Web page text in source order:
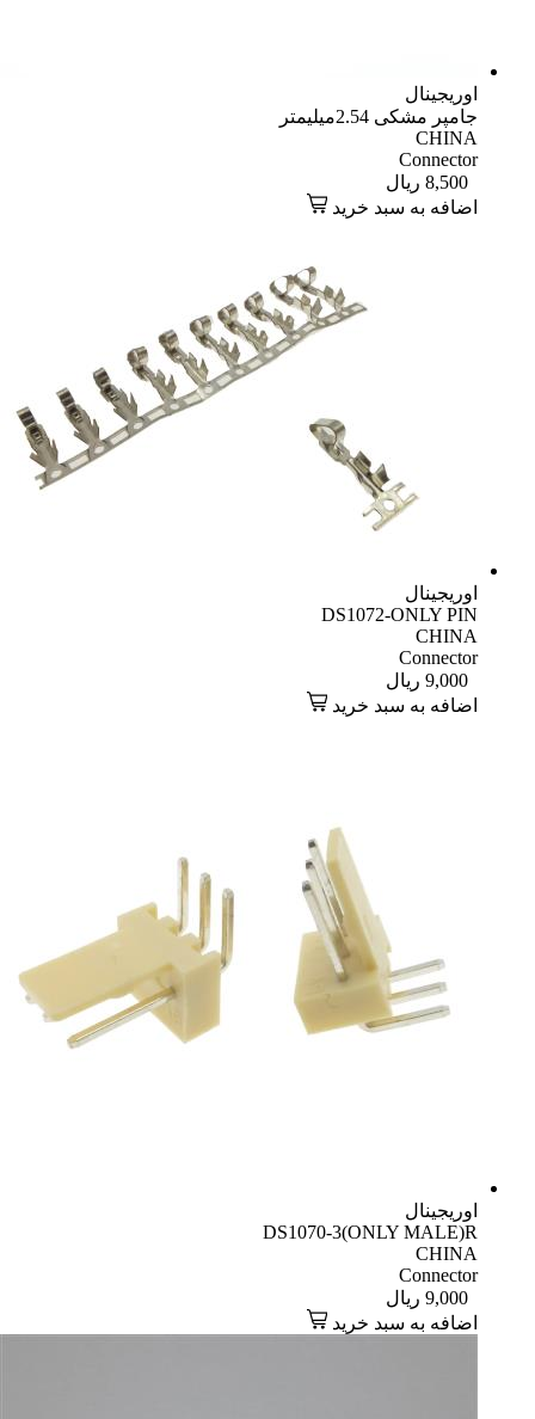
اوریجینال
جامپر مشکی 2.54میلیمتر
CHINA
Connector
8,500 ریال
اضافه به سبد خرید
اوریجینال
DS1072-ONLY PIN
CHINA
Connector
9,000 ریال
اضافه به سبد خرید
اوریجینال
DS1070-3(ONLY MALE)R
CHINA
Connector
9,000 ریال
اضافه به سبد خرید